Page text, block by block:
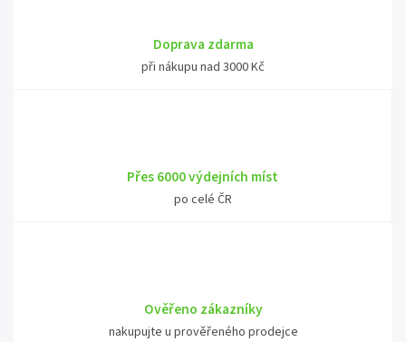
Doprava zdarma
při nákupu nad 3000 Kč
Přes 6000 výdejních míst
po celé ČR
Ověřeno zákazníky
nakupujte u prověřeného prodejce